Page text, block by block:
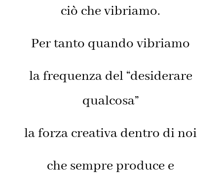
ciò che vibriamo.
Per tanto quando vibriamo
la frequenza del “desiderare
qualcosa”
la forza creativa dentro di noi
che sempre produce e